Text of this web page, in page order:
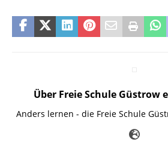
Über Freie Schule Güstrow
Anders lernen - die Freie Schule